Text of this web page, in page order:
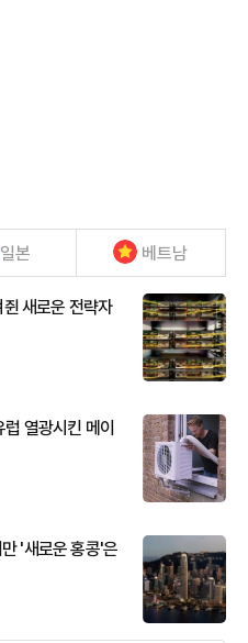
일본 베트남
새로운 전략자
열광시킨 메이
'새로운 홍콩'은